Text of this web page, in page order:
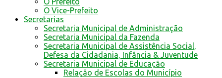
O Vice-Prefeito
Secretarias
Secretaria Municipal de Administração
Secretaria Municipal da Fazenda
Secretaria Municipal de Assistência Social,
Defesa da Cidadania, Infância & Juventude
Secretaria Municipal de Educação
Relação de Escolas do Município